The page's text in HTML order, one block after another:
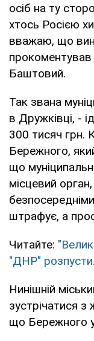
осіб на ту
хтось Росією
вважаю, що
прокоментував
Баштовий.
Так звана
в Дружківці, -
300 тисяч грн.
Бережного,
що
місцевий
штрафує, а
Читайте:
"ДНР"
Нинішній
зустрічатися
що Бережного